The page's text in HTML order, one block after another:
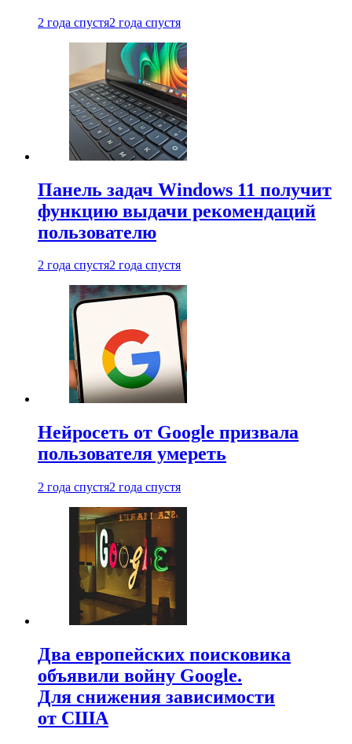
2 года спустя2 года спустя
Панель задач Windows 11 получит
функцию выдачи рекомендаций
пользователю
2 года спустя2 года спустя
Нейросеть от Google призвала
пользователя умереть
2 года спустя2 года спустя
Два европейских поисковика
объявили войну Google.
Для снижения зависимости
от США